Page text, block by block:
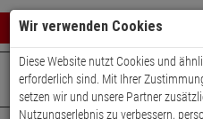
Warenkorb
0
Ihr
+49 (0)821 899 493-0Mo. - Do.:
Wir verwenden Cookies
Diese Website nutzt Cookies und
erforderlich sind. Mit Ihrer
setzen wir und unsere Partner
Nutzungserlebnis zu verbessern,